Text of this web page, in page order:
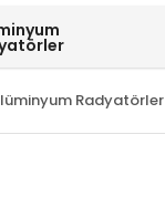
Radyatörler